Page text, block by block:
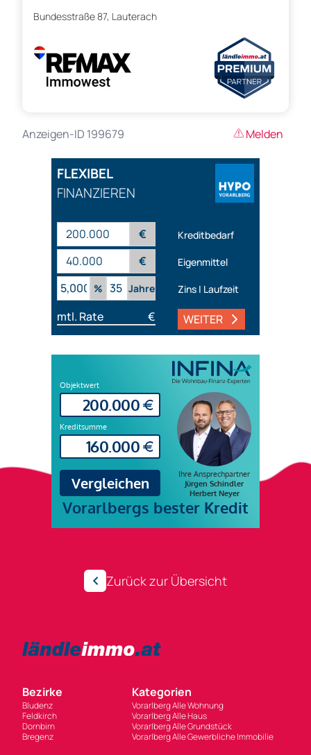
Bundesstraße 87, Lauterach
Anzeigen-ID 199679 Melden
FLEXIBEL
FINANZIEREN
€ Kreditbedarf
€
Eigenmittel
%
Jahre Zins | Laufzeit
mtl. Rate € WEITER
Zurück zur Übersicht
Bezirke
Bludenz
Feldkirch
Dornbirn
Bregenz
Kategorien
Vorarlberg Alle Wohnung
Vorarlberg Alle Haus
Vorarlberg Alle Grundstück
Vorarlberg Alle Gewerbliche Immobilie